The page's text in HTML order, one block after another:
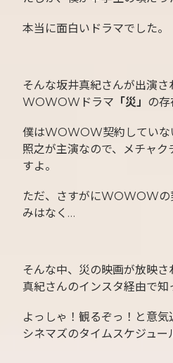
本当に面白いドラマでした。
そんな坂井真紀さんが出演さ
WOWOWドラマ 「災」 の存
僕はWOWOW契約していな
照之が主演なので、メチャク
すよ。
ただ、さすがにWOWOWの
みはなく…
そんな中、災の映画が放映
真紀さんのインスタ経由で知
よっしゃ！観るぞっ！と意
シネマズのタイムスケジュ